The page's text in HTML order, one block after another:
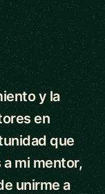
y la
en
que
a mi mentor,
unirme a